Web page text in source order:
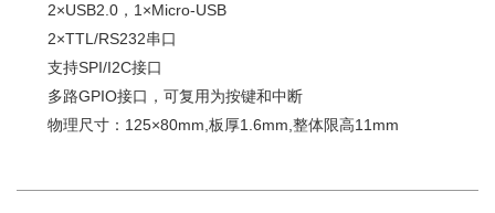
2×USB2.0，1×Micro-USB
2×TTL/RS232串口
支持SPI/I2C接口
多路GPIO接口，可复用为按键和中断
物理尺寸：125×80mm,板厚1.6mm,整体限高11mm